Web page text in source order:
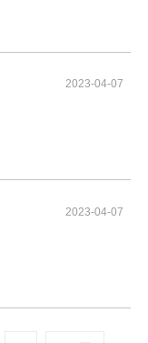
2023-04-07
2023-04-07